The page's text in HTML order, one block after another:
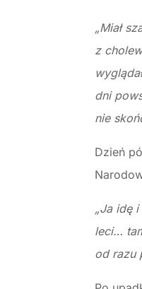
„Miał
z
dni
nie
Dzień
„Ja idę
leci…
od razu